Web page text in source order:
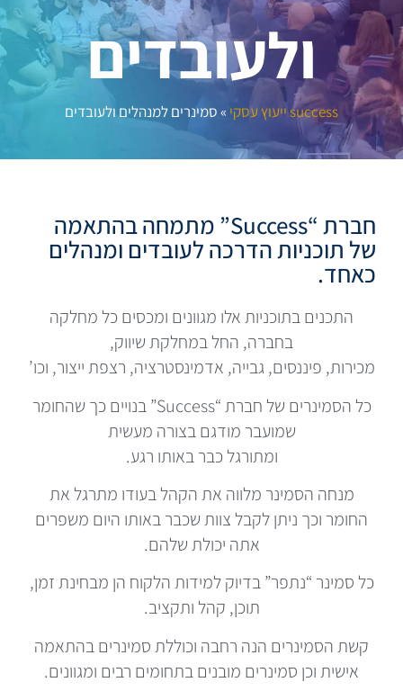
ולעובדים
success ייעוץ עסקי »סמינרים למנהלים ולעובדים
חברת “Success” מתמחה בהתאמה
של תוכניות הדרכה לעובדים ומנהלים
כאחד.
התכנים בתוכניות אלו מגוונים ומכסים כל מחלקה
בחברה, החל במחלקת שיווק,
מכירות, פיננסים, גבייה, אדמינסטרציה, רצפת ייצור, וכו’
כל הסמינרים של חברת “Success” בנויים כך שהחומר
שמועבר מודגם בצורה מעשית
ומתורגל כבר באותו רגע.
מנחה הסמינר מלווה את הקהל בעודו מתרגל את
החומר וכך ניתן לקבל צוות שכבר באותו היום משפרים
אתה יכולת שלהם.
כל סמינר “נתפר” בדיוק למידות הלקוח הן מבחינת זמן,
תוכן, קהל ותקציב.
קשת הסמינרים הנה רחבה וכוללת סמינרים בהתאמה
אישית וכן סמינרים מובנים בתחומים רבים ומגוונים.